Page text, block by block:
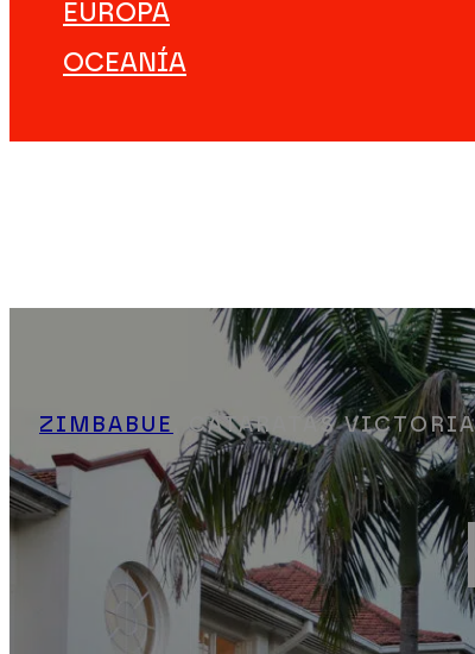
EUROPA
OCEANÍA
ZIMBABUE , CATARATAS VICTORIA